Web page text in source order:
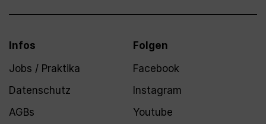
Infos
Jobs / Praktika
Datenschutz
AGBs
Folgen
Facebook
Instagram
Youtube